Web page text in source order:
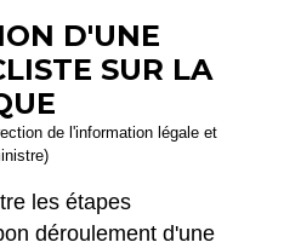
D'UNE
SUR LA
de l'information légale et
les étapes
déroulement d'une